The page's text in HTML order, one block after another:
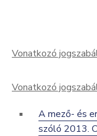
Vonatkozó
Vonatkozó
A mező- és
szóló 2013.